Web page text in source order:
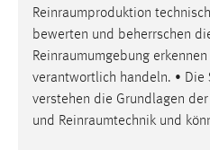
Reinraumproduktion
bewerten und beherrschen
Reinraumumgebung
verantwortlich handeln. • Die
verstehen die Grundlagen
und Reinraumtechnik und